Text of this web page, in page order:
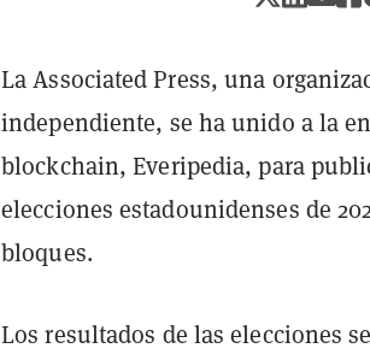
La Associated Press, una
independiente, se ha unido a la
blockchain, Everipedia, para
elecciones estadounidenses de
bloques.
Los resultados de las elecciones